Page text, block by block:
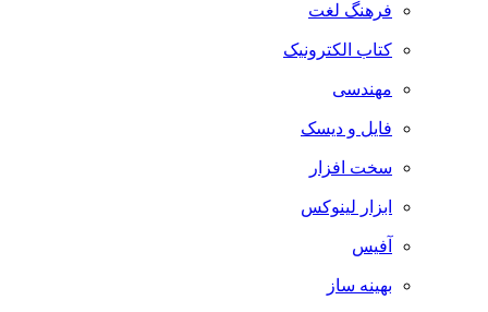
فرهنگ لغت
کتاب الکترونیک
مهندسی
فایل و دیسک
سخت افزار
ابزار لینوکس
آفیس
بهینه ساز